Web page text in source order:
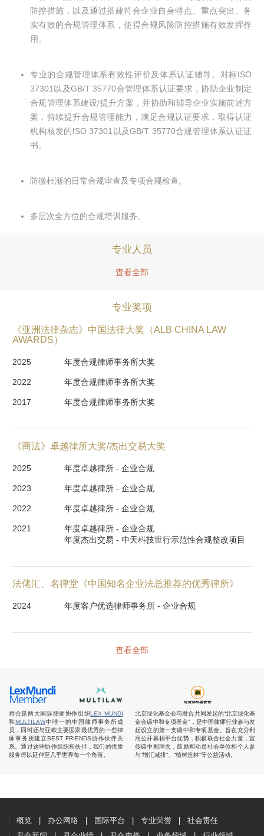
防控措施，以及通过搭建符合企业自身特点、重点突出、务
实有效的合规管理体系，使得合规风险防控措施有效发挥作
用。
专业的合规管理体系有效性评价及体系认证辅导。对标ISO
37301以及GB/T 35770合管理体系认证要求，协助企业制定
合规管理体系建设/提升方案，并协助和辅导企业实施前述方
案，持续提升合规管理能力，满足合规认证要求，取得认证
机构核发的ISO 37301以及GB/T 35770合规管理体系认证证
书。
防微杜渐的日常合规审查及专项合规检查。
多层次全方位的合规培训服务。
专业人员
查看全部
专业奖项
《亚洲法律杂志》中国法律大奖（ALB CHINA LAW
AWARDS）
2025 年度合规律师事务所大奖
2022 年度合规律师事务所大奖
2017 年度合规律师事务所大奖
《商法》卓越律所大奖/杰出交易大奖
2025 年度卓越律所 - 企业合规
2023 年度卓越律所 - 企业合规
2022 年度卓越律所 - 企业合规
2021
年度卓越律所 - 企业合规
年度杰出交易 - 中天科技世行示范性合规整改项目
法佬汇、名律堂《中国知名企业法总推荐的优秀律所》
2024 年度客户优选律师事务所 - 企业合规
查看全部
君合是两大国际律师协作组织LEX MUNDI
和MULTILAW中唯一的中国律师事务所成
员，同时还与亚欧主要国家最优秀的一些律
师事务所建立BEST FRIENDS协作伙伴关
系。通过这些协作组织和伙伴，我们的优质
服务得以延伸至几乎世界每一个角落。
北京绿化基金会与君合共同发起的“北京绿化基
金会碳中和专项基金”，是中国律师行业参与发
起设立的第一支碳中和专项基金。旨在充分利
用公开募捐平台优势，积极联合社会力量，宣
传碳中和理念，鼓励和动员社会单位和个人参
与“增汇减排”、“植树造林”等公益活动。
概览 办公网络 国际平台 专业荣誉
社会责任